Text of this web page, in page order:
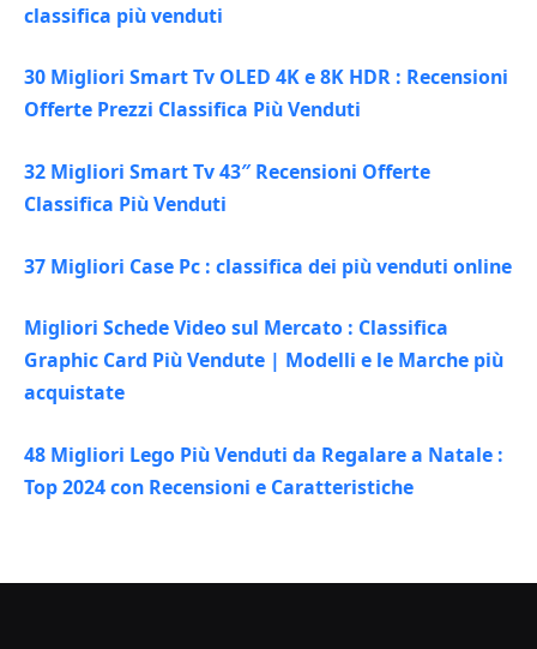
classifica più venduti
30 Migliori Smart Tv OLED 4K e 8K HDR : Recensioni
Offerte Prezzi Classifica Più Venduti
32 Migliori Smart Tv 43″ Recensioni Offerte
Classifica Più Venduti
37 Migliori Case Pc : classifica dei più venduti online
Migliori Schede Video sul Mercato : Classifica
Graphic Card Più Vendute | Modelli e le Marche più
acquistate
48 Migliori Lego Più Venduti da Regalare a Natale :
Top 2024 con Recensioni e Caratteristiche